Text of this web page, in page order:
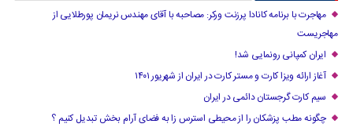
مهاجرت با برنامه کانادا پرزنت ورکر: مصاحبه با آقای مهندس نریمان پورطلایی از
مهاجریست
ایران کمپانی رونمایی شد!
آغاز ارائه ویزا کارت و مستر کارت در ایران از شهریور ۱۴۰۱
سیم کارت گرجستان دائمی در ایران
چگونه مطب پزشکان را از محیطی استرس زا به فضای آرام بخش تبدیل کنیم ؟